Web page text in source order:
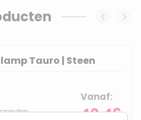
of the carousel is
Tauro | Steen
Vanaf
40,46